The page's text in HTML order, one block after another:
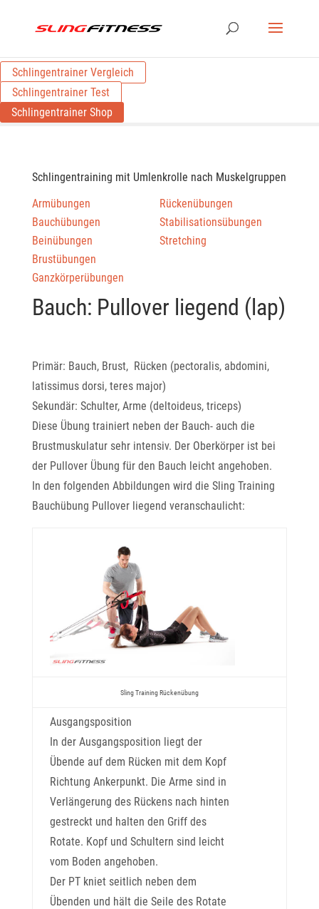
Schlingentrainer Vergleich
Schlingentrainer Test
Schlingentrainer Shop
Schlingentraining mit Umlenkrolle nach Muskelgruppen
Armübungen
Bauchübungen
Beinübungen
Brustübungen
Ganzkörperübungen
Rückenübungen
Stabilisationsübungen
Stretching
Bauch: Pullover liegend (lap)
Primär: Bauch, Brust, Rücken (pectoralis, abdomini,
latissimus dorsi, teres major)
Sekundär: Schulter, Arme (deltoideus, triceps)
Diese Übung trainiert neben der Bauch- auch die
Brustmuskulatur sehr intensiv. Der Oberkörper ist bei
der Pullover Übung für den Bauch leicht angehoben.
In den folgenden Abbildungen wird die Sling Training
Bauchübung Pullover liegend veranschaulicht:
Sling Training Rückenübung
Ausgangsposition
In der Ausgangsposition liegt der
Übende auf dem Rücken mit dem Kopf
Richtung Ankerpunkt. Die Arme sind in
Verlängerung des Rückens nach hinten
gestreckt und halten den Griff des
Rotate. Kopf und Schultern sind leicht
vom Boden angehoben.
Der PT kniet seitlich neben dem
Übenden und hält die Seile des Rotate